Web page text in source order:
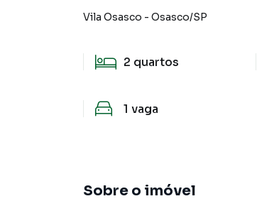
Vila Osasco - Osasco/SP
2 quartos
1 vaga
Sobre o imóvel